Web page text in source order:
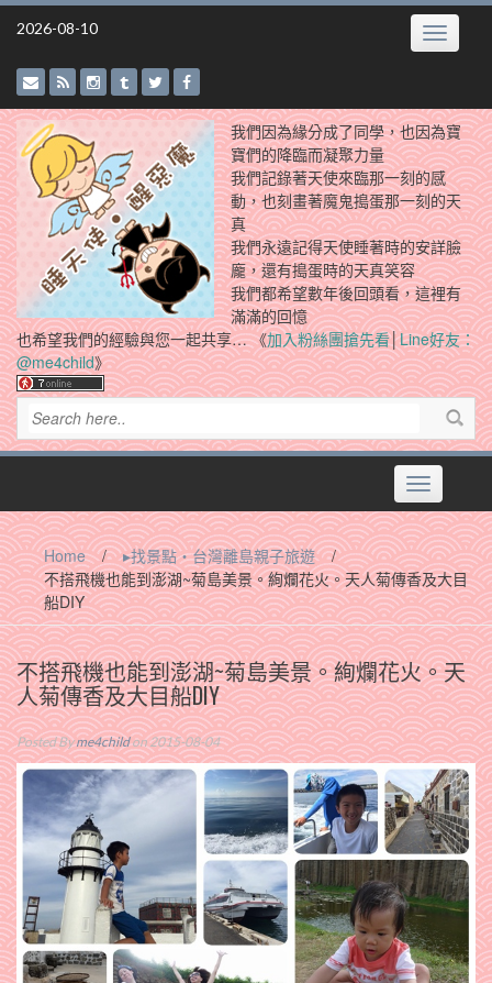
Skip
2026-08-10 Toggle
我們因為緣分成了同學，也因為寶
寶們的降臨而凝聚力量
我們記錄著天使來臨那一刻的感
動，也刻畫著魔鬼搗蛋那一刻的天
真
我們永遠記得天使睡著時的安詳臉
龐，還有搗蛋時的天真笑容
我們都希望數年後回頭看，這裡有
滿滿的回憶
也希望我們的經驗與您一起共享… 《加入粉絲團搶先看│Line好友：
@me4child》
Toggle
navigation
Home / ▸找景點‧台灣離島親子旅遊
/
不搭飛機也能到澎湖~菊島美景。絢爛花火。天人菊傳香及大目
船DIY
不搭飛機也能到澎湖~菊島美景。絢爛花火。天
人菊傳香及大目船DIY
Posted Byme4childon 2015-08-04